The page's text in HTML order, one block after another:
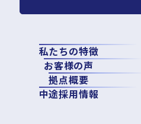
私たちの特徴
お客様の声
拠点概要
中途採用情報